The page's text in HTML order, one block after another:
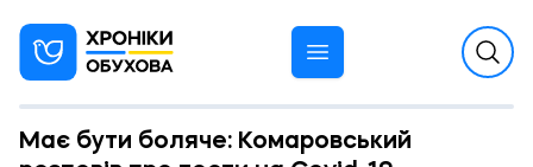
Має бути боляче: Комаровський